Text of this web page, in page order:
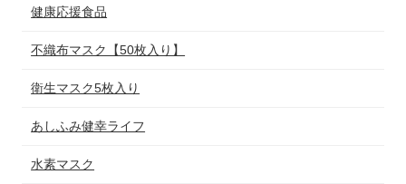
健康応援食品
不織布マスク【50枚入り】
衛生マスク5枚入り
あしふみ健幸ライフ
水素マスク